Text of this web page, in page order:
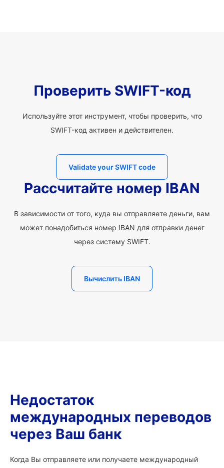
Проверить SWIFT-код
Используйте этот инструмент, чтобы проверить, что
SWIFT-код активен и действителен.
Validate your SWIFT code
Рассчитайте номер IBAN
В зависимости от того, куда вы отправляете деньги, вам
может понадобиться номер IBAN для отправки денег
через систему SWIFT.
Вычислить IBAN
Недостаток
международных переводов
через Ваш банк
Когда Вы отправляете или получаете международный